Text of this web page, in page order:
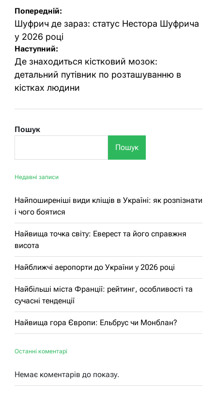
Навігація
записів
Попередній:
Шуфрич де зараз: статус Нестора Шуфрича
у 2026 році
Наступний:
Де знаходиться кістковий мозок:
детальний путівник по розташуванню в
кістках людини
Пошук
Пошук
Недавні записи
Найпоширеніші види кліщів в Україні: як розпізнати
і чого боятися
Найвища точка світу: Еверест та його справжня
висота
Найближчі аеропорти до України у 2026 році
Найбільші міста Франції: рейтинг, особливості та
сучасні тенденції
Найвища гора Європи: Ельбрус чи Монблан?
Останні коментарі
Немає коментарів до показу.